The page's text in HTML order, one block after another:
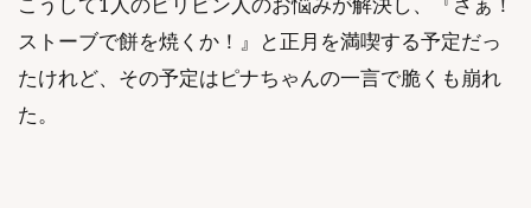
ストーブで餅を焼くか！』と正月を満喫する予定だっ
たけれど、その予定はピナちゃんの一言で脆くも崩れ
た。